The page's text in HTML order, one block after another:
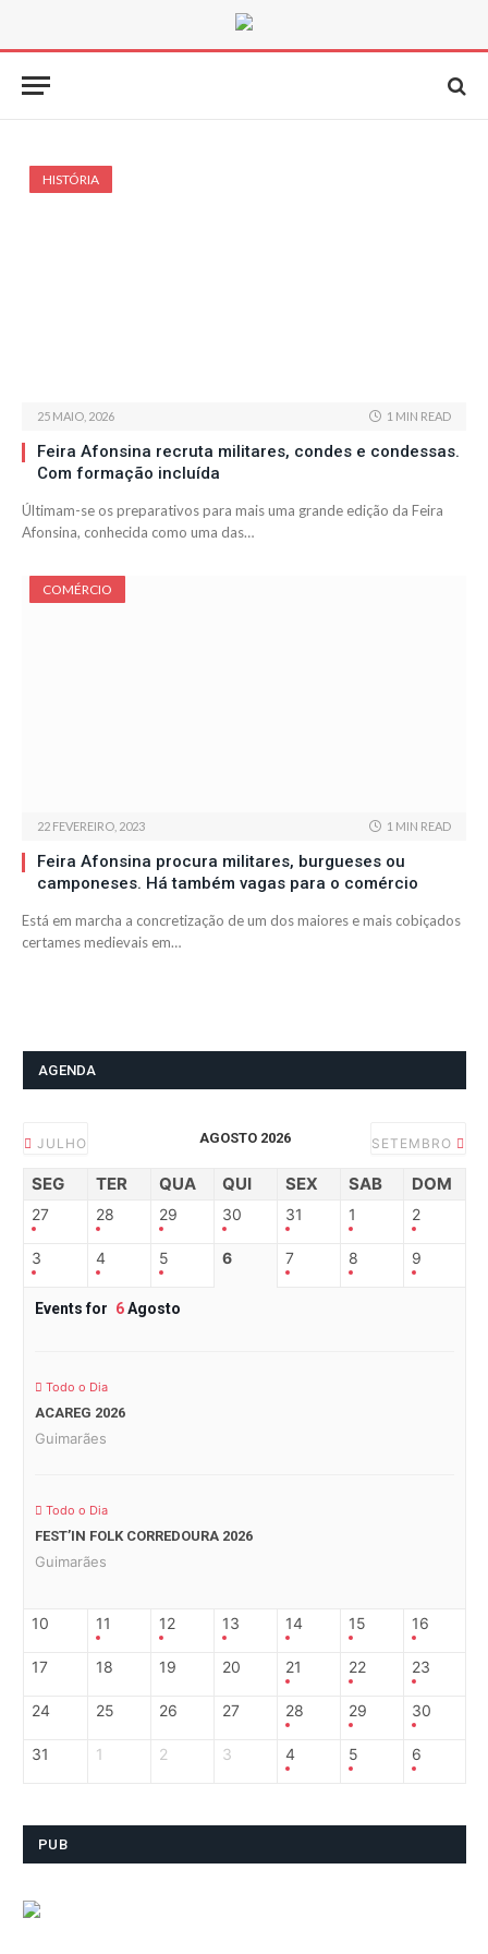
HISTÓRIA
25 MAIO, 2026 1 MIN READ
Feira Afonsina recruta militares, condes e condessas.
Com formação incluída
Últimam-se os preparativos para mais uma grande edição da Feira
Afonsina, conhecida como uma das…
COMÉRCIO
22 FEVEREIRO, 2023 1 MIN READ
Feira Afonsina procura militares, burgueses ou
camponeses. Há também vagas para o comércio
Está em marcha a concretização de um dos maiores e mais cobiçados
certames medievais em…
AGENDA
JULHO AGOSTO 2026 SETEMBRO
SEG TER QUA QUI SEX SAB DOM
27 28 29 30 31 1 2
3 4 5 6 7 8 9
Events for 6Agosto
Todo o Dia
ACAREG 2026
Guimarães
Todo o Dia
FEST’IN FOLK CORREDOURA 2026
Guimarães
10 11 12 13 14 15 16
17 18 19 20 21 22 23
24 25 26 27 28 29 30
31 1 2 3 4 5 6
PUB